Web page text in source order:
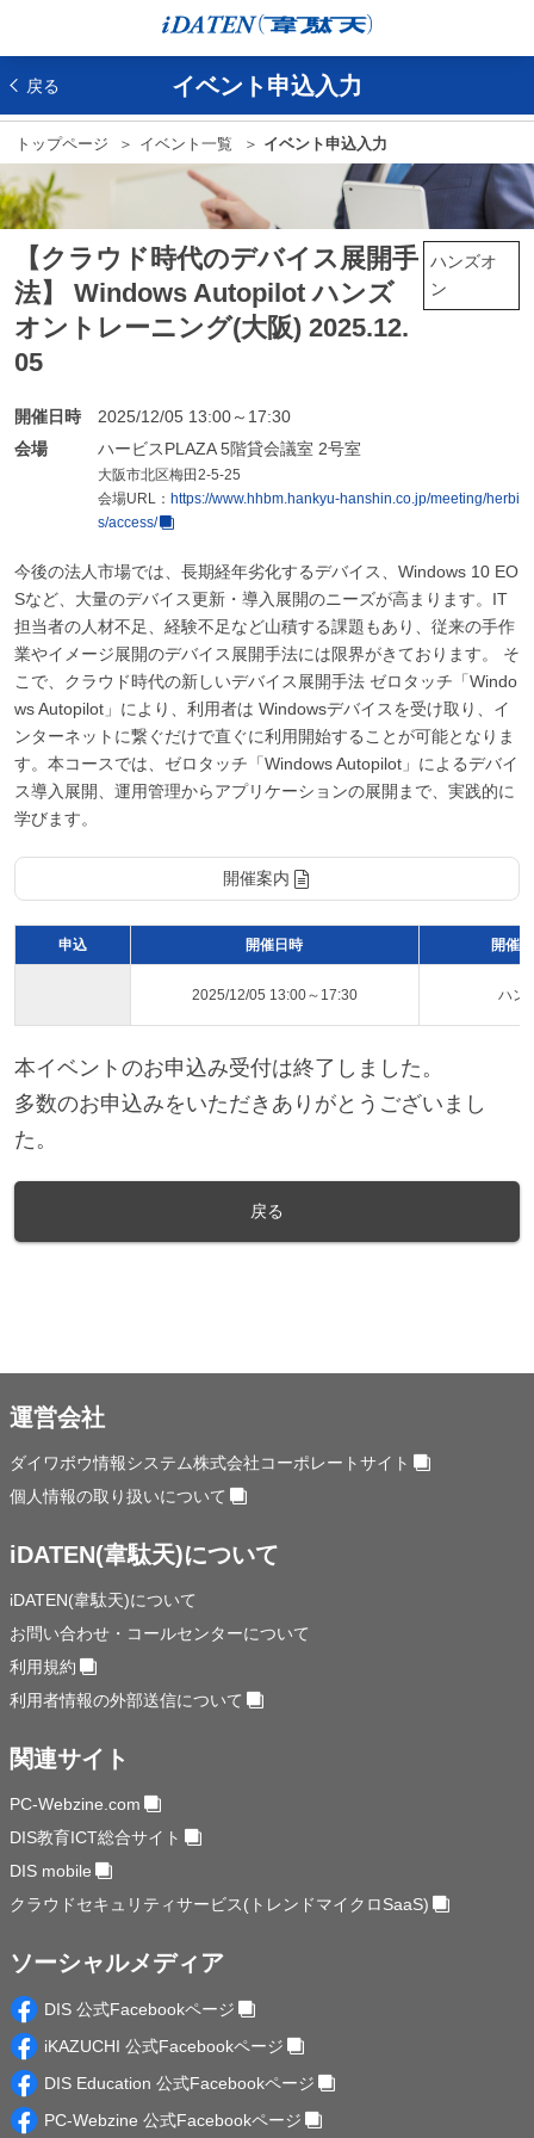
戻る イベント申込入力
トップページ イベント一覧 イベント申込入力
ハンズオ
ン
【クラウド時代のデバイス展開手
法】 Windows Autopilot ハンズ
オントレーニング(大阪) 2025.12.
05
開催日時
2025/12/05 13:00～17:30
会場
ハービスPLAZA 5階貸会議室 2号室
大阪市北区梅田2-5-25
会場URL： https://www.hhbm.hankyu-hanshin.co.jp/meeting/herbi
s/access/
今後の法人市場では、長期経年劣化するデバイス、Windows 10 EO
Sなど、大量のデバイス更新・導入展開のニーズが高まります。IT
担当者の人材不足、経験不足など山積する課題もあり、従来の手作
業やイメージ展開のデバイス展開手法には限界がきております。 そ
こで、クラウド時代の新しいデバイス展開手法 ゼロタッチ「Windo
ws Autopilot」により、利用者は Windowsデバイスを受け取り、イ
ンターネットに繋ぐだけで直ぐに利用開始することが可能となりま
す。本コースでは、ゼロタッチ「Windows Autopilot」によるデバイ
ス導入展開、運用管理からアプリケーションの展開まで、実践的に
学びます。
開催案内
申込 開催日時 開催
2025/12/05 13:00～17:30 ハン
本イベントのお申込み受付は終了しました。
多数のお申込みをいただきありがとうございまし
た。
戻る
運営会社
ダイワボウ情報システム株式会社コーポレートサイト
個人情報の取り扱いについて
iDATEN(韋駄天)について
iDATEN(韋駄天)について
お問い合わせ・コールセンターについて
利用規約
利用者情報の外部送信について
関連サイト
PC-Webzine.com
DIS教育ICT総合サイト
DIS mobile
クラウドセキュリティサービス(トレンドマイクロSaaS)
ソーシャルメディア
DIS 公式Facebookページ
iKAZUCHI 公式Facebookページ
DIS Education 公式Facebookページ
PC-Webzine 公式Facebookページ